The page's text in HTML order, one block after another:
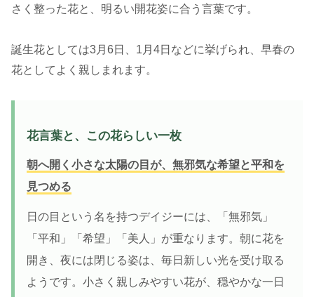
さく整った花と、明るい開花姿に合う言葉です。
誕生花としては3月6日、1月4日などに挙げられ、早春の
花としてよく親しまれます。
花言葉と、この花らしい一枚
朝へ開く小さな太陽の目が、無邪気な希望と平和を
見つめる
日の目という名を持つデイジーには、「無邪気」
「平和」「希望」「美人」が重なります。朝に花を
開き、夜には閉じる姿は、毎日新しい光を受け取る
ようです。小さく親しみやすい花が、穏やかな一日